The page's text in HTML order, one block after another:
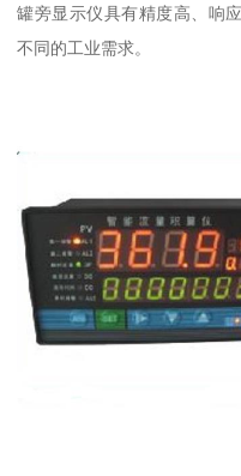
罐旁显示仪具有精度高、响
不同的工业需求。